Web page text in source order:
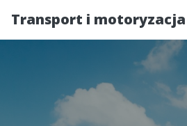
Transport i motoryzacja